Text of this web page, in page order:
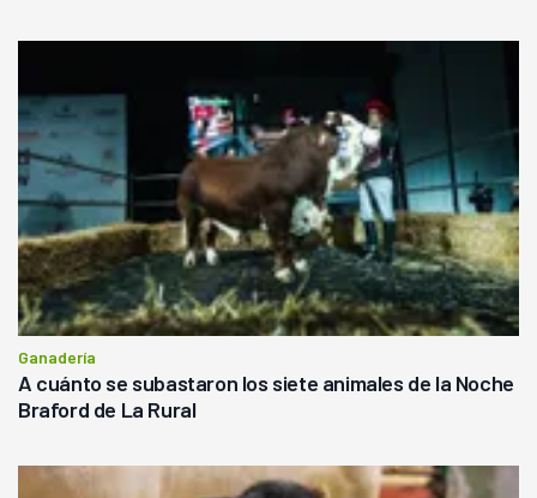
Ganadería
A cuánto se subastaron los siete animales de la Noche
Braford de La Rural